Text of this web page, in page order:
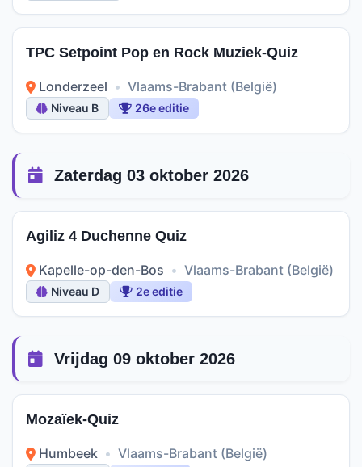
TPC Setpoint Pop en Rock Muziek-Quiz
Londerzeel • Vlaams-Brabant (België)
Niveau B 26e editie
Zaterdag 03 oktober 2026
Agiliz 4 Duchenne Quiz
Kapelle-op-den-Bos • Vlaams-Brabant (België)
Niveau D 2e editie
Vrijdag 09 oktober 2026
Mozaïek-Quiz
Humbeek • Vlaams-Brabant (België)